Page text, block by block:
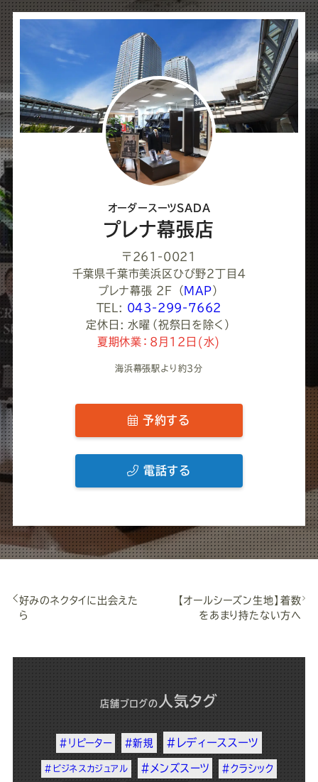
シ
ェ
ア
し
て
く
だ
い
オーダースーツSADA
プレナ幕張店
〒261-0021
千葉県千葉市美浜区ひび野２丁目４
プレナ幕張 2F
（ MAP ）
TEL: 043-299-7662
定休日: 水曜（祝祭日を除く）
夏期休業：8月12日(水)
海浜幕張駅より約3分
予約する
電話する
好みのネクタイに出会えた
ら
【オールシーズン生地】着数
をあまり持たない方へ
店舗ブログ の 人気タグ
#リピーター #新規 #レディーススーツ
#ビジネスカジュアル #メンズスーツ #クラシック